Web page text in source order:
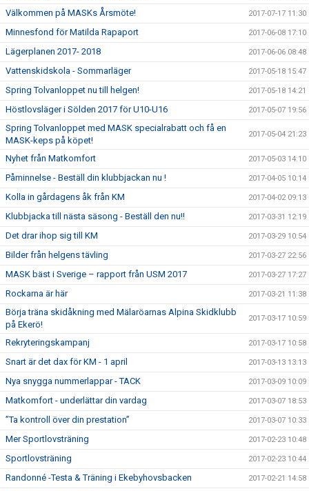
Välkommen på MASKs Årsmöte! 2017-07-17 11:30
Minnesfond för Matilda Rapaport 2017-06-08 17:10
Lägerplanen 2017- 2018 2017-06-06 08:48
Vattenskidskola - Sommarläger 2017-05-18 15:47
Spring Tolvanloppet nu till helgen! 2017-05-18 14:21
Höstlovsläger i Sölden 2017 för U10-U16 2017-05-07 19:56
Spring Tolvanloppet med MASK specialrabatt och få en
MASK-keps på köpet!
2017-05-04 21:23
Nyhet från Matkomfort 2017-05-03 14:10
Påminnelse - Beställ din klubbjackan nu ! 2017-04-05 10:14
Kolla in gårdagens åk från KM 2017-04-02 09:13
Klubbjacka till nästa säsong - Beställ den nu!! 2017-03-31 12:19
Det drar ihop sig till KM 2017-03-29 10:54
Bilder från helgens tävling 2017-03-27 22:56
MASK bäst i Sverige – rapport från USM 2017 2017-03-27 17:27
Rockarna är här 2017-03-21 11:38
Börja träna skidåkning med Mälaröarnas Alpina Skidklubb
på Ekerö!
2017-03-17 10:59
Rekryteringskampanj 2017-03-17 10:58
Snart är det dax för KM - 1 april 2017-03-13 13:13
Nya snygga nummerlappar - TACK 2017-03-09 10:09
Matkomfort - underlättar din vardag 2017-03-07 18:53
”Ta kontroll över din prestation” 2017-03-07 10:33
Mer Sportlovsträning 2017-02-23 10:48
Sportlovsträning 2017-02-23 10:44
Randonné -Testa & Träning i Ekebyhovsbacken 2017-02-21 14:58